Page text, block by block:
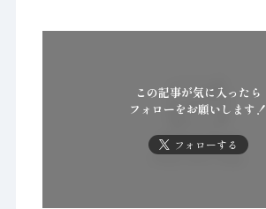
この記事が気に入ったら
フォローをお願いします！
フォローする